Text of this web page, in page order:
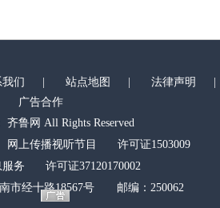
们 站点地图 法律声明
广告合作
齐鲁网 All Rights Reserved
网上传播视听节目
许可证1503009
务
许可证37120170002
市经十路18567号 邮编：250062